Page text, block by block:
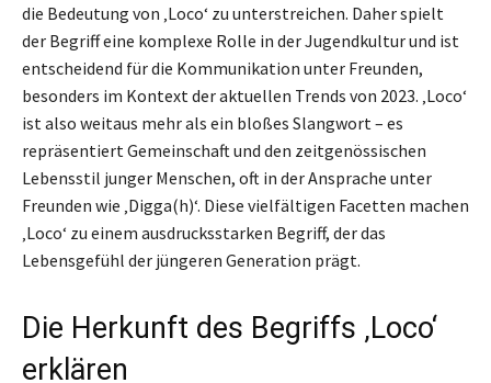
die Bedeutung von ‚Loco‘ zu unterstreichen. Daher spielt
der Begriff eine komplexe Rolle in der Jugendkultur und ist
entscheidend für die Kommunikation unter Freunden,
besonders im Kontext der aktuellen Trends von 2023. ‚Loco‘
ist also weitaus mehr als ein bloßes Slangwort – es
repräsentiert Gemeinschaft und den zeitgenössischen
Lebensstil junger Menschen, oft in der Ansprache unter
Freunden wie ‚Digga(h)‘. Diese vielfältigen Facetten machen
‚Loco‘ zu einem ausdrucksstarken Begriff, der das
Lebensgefühl der jüngeren Generation prägt.
Die Herkunft des Begriffs ‚Loco‘
erklären